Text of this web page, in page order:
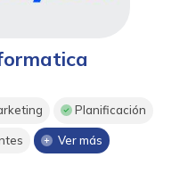
Planificación
Ver más